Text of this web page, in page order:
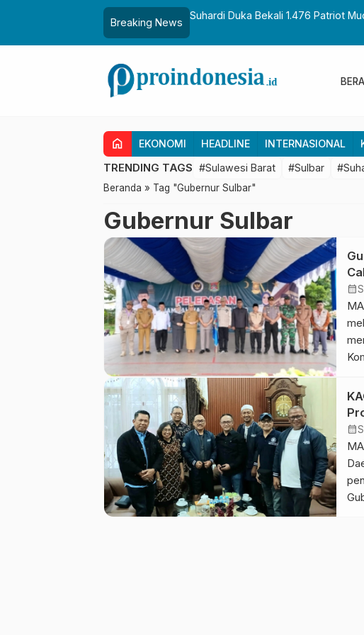
Breaking News
Suhardi Duka Bekali 1.476 Patriot
home EKONOMI HEADLINE INTERNASIONAL
TRENDING TAGS #Sulawesi Barat #Sulbar
Beranda » Tag "Gubernur Sulbar"
Gubernur Sulbar
calendar_month
calendar_month